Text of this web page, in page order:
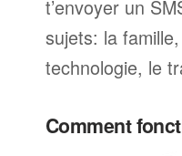
t’envoyer un
sujets: la
technologie, le
Comment